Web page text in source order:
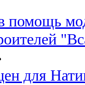
помощь
для